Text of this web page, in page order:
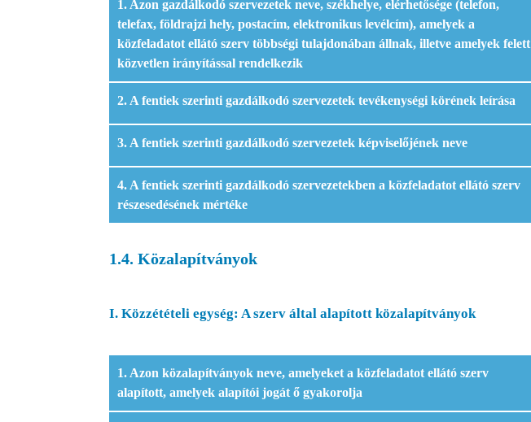
1. Azon gazdálkodó szervezetek neve, székhelye, elérhetősége (telefon,
telefax, földrajzi hely, postacím, elektronikus levélcím), amelyek a
közfeladatot ellátó szerv többségi tulajdonában állnak, illetve amelyek felett
közvetlen irányítással rendelkezik
2. A fentiek szerinti gazdálkodó szervezetek tevékenységi körének leírása
3. A fentiek szerinti gazdálkodó szervezetek képviselőjének neve
4. A fentiek szerinti gazdálkodó szervezetekben a közfeladatot ellátó szerv
részesedésének mértéke
1.4. Közalapítványok
I. Közzétételi egység: A szerv által alapított közalapítványok
1. Azon közalapítványok neve, amelyeket a közfeladatot ellátó szerv
alapított, amelyek alapítói jogát ő gyakorolja